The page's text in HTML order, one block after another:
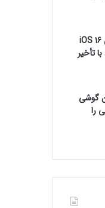
نسخه آزمایشی عمومی iOS 16
تأخیر
گوشی
را